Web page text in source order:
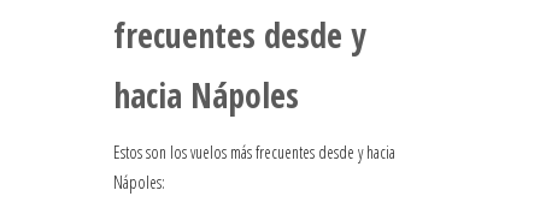
frecuentes desde y
hacia Nápoles
Estos son los vuelos más frecuentes desde y hacia
Nápoles: